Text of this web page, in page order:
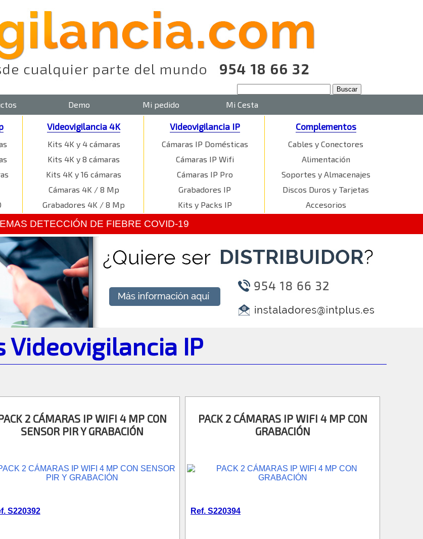
Demo Mi pedido Mi Cesta
Videovigilancia 4K
Kits 4K y 4 cámaras
Kits 4K y 8 cámaras
Kits 4K y 16 cámaras
Cámaras 4K / 8 Mp
Grabadores 4K / 8 Mp
Videovigilancia IP
Cámaras IP Domésticas
Cámaras IP Wifi
Cámaras IP Pro
Grabadores IP
Kits y Packs IP
Complementos
Cables y Conectores
Alimentación
Soportes y Almacenajes
Discos Duros y Tarjetas
Accesorios
DETECCIÓN DE FIEBRE COVID-19
Videovigilancia IP
2 CÁMARAS IP WIFI 4 MP CON
SENSOR PIR Y GRABACIÓN
S220392
PACK 2 CÁMARAS IP WIFI 4 MP CON
GRABACIÓN
Ref. S220394